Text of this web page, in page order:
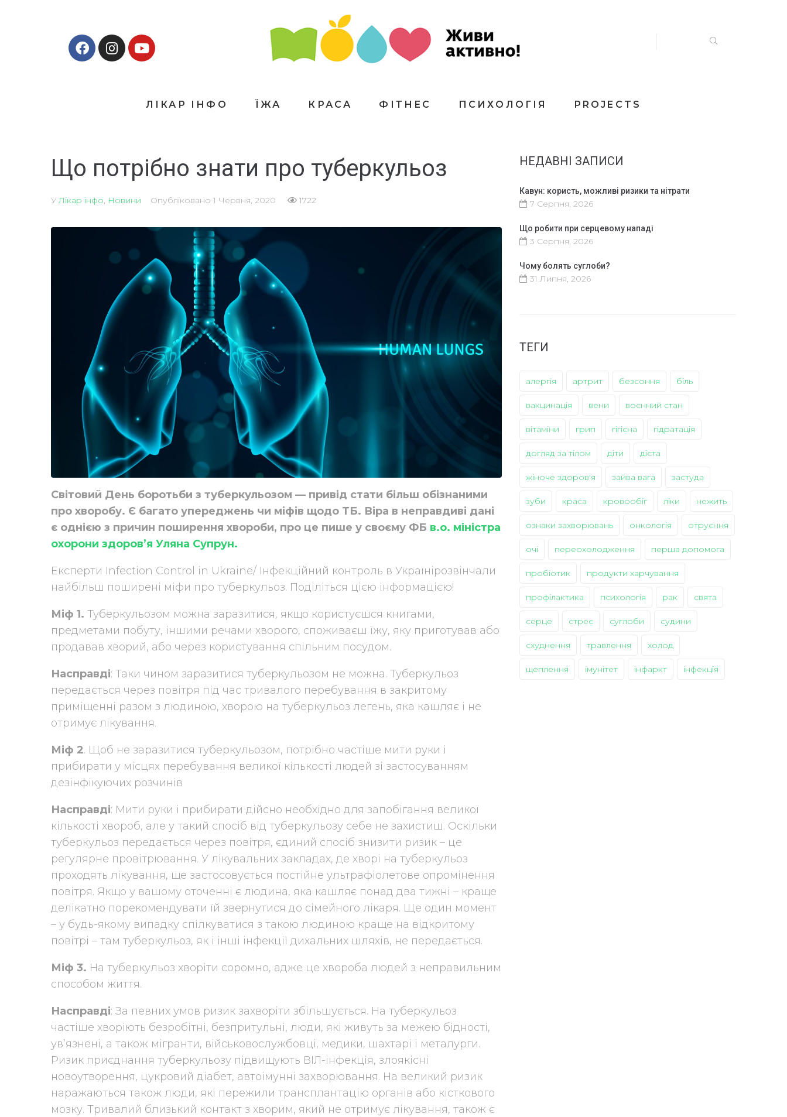
ЛІКАР ІНФО ЇЖА КРАСА ФІТНЕС ПСИХОЛОГІЯ PROJECTS
Що потрібно знати про туберкульоз
УЛікар інфо, Новини Опубліковано 1 Червня, 2020 1722
Світовий День боротьби з туберкульозом — привід стати більш обізнаними
про хворобу. Є багато упереджень чи міфів щодо ТБ. Віра в неправдиві дані
є однією з причин поширення хвороби, про це пише у своєму ФБ в.о. міністра
охорони здоров’я Уляна Супрун.
Експерти Infection Control in Ukraine/ Інфекційний контроль в Українірозвінчали
найбільш поширені міфи про туберкульоз. Поділіться цією інформацією!
Міф 1. Туберкульозом можна заразитися, якщо користуєшся книгами,
предметами побуту, іншими речами хворого, споживаєш їжу, яку приготував або
продавав хворий, або через користування спільним посудом.
Насправді: Таки чином заразитися туберкульозом не можна. Туберкульоз
передається через повітря під час тривалого перебування в закритому
приміщенні разом з людиною, хворою на туберкульоз легень, яка кашляє і не
отримує лікування.
Міф 2. Щоб не заразитися туберкульозом, потрібно частіше мити руки і
прибирати у місцях перебування великої кількості людей зі застосуванням
дезінфікуючих розчинів
Насправді: Мити руки і прибирати дійсно необхідно для запобігання великої
кількості хвороб, але у такий спосіб від туберкульозу себе не захистиш. Оскільки
туберкульоз передається через повітря, єдиний спосіб знизити ризик – це
регулярне провітрювання. У лікувальних закладах, де хворі на туберкульоз
проходять лікування, ще застосовується постійне ультрафіолетове опромінення
повітря. Якщо у вашому оточенні є людина, яка кашляє понад два тижні – краще
делікатно порекомендувати їй звернутися до сімейного лікаря. Ще один момент
– у будь-якому випадку спілкуватися з такою людиною краще на відкритому
повітрі – там туберкульоз, як і інші інфекції дихальних шляхів, не передається.
Міф 3. На туберкульоз хворіти соромно, адже це хвороба людей з неправильним
способом життя.
Насправді: За певних умов ризик захворіти збільшується. На туберкульоз
частіше хворіють безробітні, безпритульні, люди, які живуть за межею бідності,
ув’язнені, а також мігранти, військовослужбовці, медики, шахтарі і металурги.
Ризик приєднання туберкульозу підвищують ВІЛ-інфекція, злоякісні
новоутворення, цукровий діабет, автоімунні захворювання. На великий ризик
наражаються також люди, які пережили трансплантацію органів або кісткового
мозку. Тривалий близький контакт з хворим, який не отримує лікування, також є
НЕДАВНІ ЗАПИСИ
Кавун: користь, можливі ризики та нітрати
7 Серпня, 2026
Що робити при серцевому нападі
3 Серпня, 2026
Чому болять суглоби?
31 Липня, 2026
ТЕГИ
алергія артрит безсоння біль
вакцинація вени воєнний стан
вітаміни грип гігієна гідратація
догляд за тілом діти дієта
жіноче здоров'я зайва вага застуда
зуби краса кровообіг ліки нежить
ознаки захворювань онкологія отруєння
очі переохолодження перша допомога
пробіотик продукти харчування
профілактика психологія рак свята
серце стрес суглоби судини
схуднення травлення холод
щеплення імунітет інфаркт інфекція